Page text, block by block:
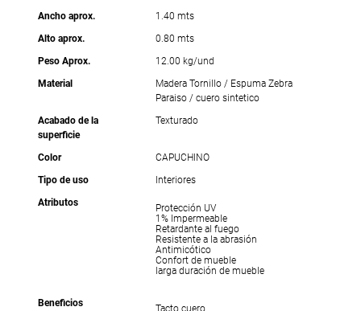
Ancho aprox.
1.40 mts
Alto aprox.
0.80 mts
Peso Aprox.
12.00 kg/und
Material
Madera Tornillo / Espuma Zebra
Paraiso / cuero sintetico
Acabado de la
superficie
Texturado
Color
CAPUCHINO
Tipo de uso
Interiores
Atributos
Protección UV
1% Impermeable
Retardante al fuego
Resistente a la abrasión
Antimicótico
Confort de mueble
larga duración de mueble
Beneficios Tacto cuero